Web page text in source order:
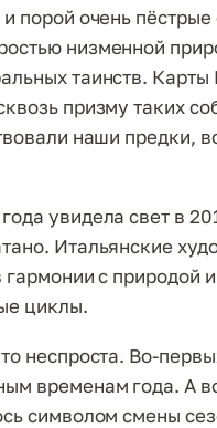
порой очень
низменной
таинств. Карты
призму таких
наши предки,
увидела свет в
Итальянские
с природой
циклы.
неспроста. Во-
временам года. А
символом смены